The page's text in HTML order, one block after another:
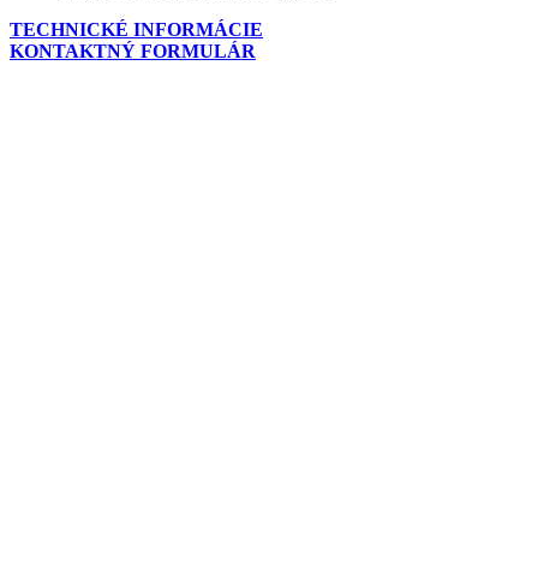
TECHNICKÉ INFORMÁCIE
KONTAKTNÝ FORMULÁR